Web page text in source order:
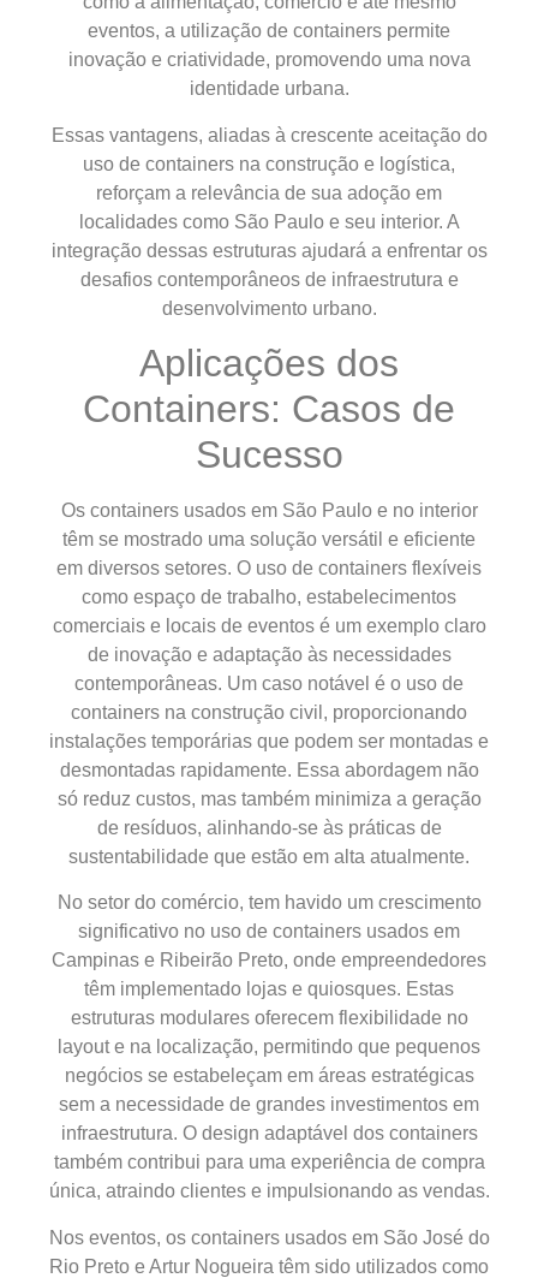
eventos, a utilização de containers permite
inovação e criatividade, promovendo uma nova
identidade urbana.
Essas vantagens, aliadas à crescente aceitação do
uso de containers na construção e logística,
reforçam a relevância de sua adoção em
localidades como São Paulo e seu interior. A
integração dessas estruturas ajudará a enfrentar os
desafios contemporâneos de infraestrutura e
desenvolvimento urbano.
Aplicações dos
Containers: Casos de
Sucesso
Os containers usados em São Paulo e no interior
têm se mostrado uma solução versátil e eficiente
em diversos setores. O uso de containers flexíveis
como espaço de trabalho, estabelecimentos
comerciais e locais de eventos é um exemplo claro
de inovação e adaptação às necessidades
contemporâneas. Um caso notável é o uso de
containers na construção civil, proporcionando
instalações temporárias que podem ser montadas e
desmontadas rapidamente. Essa abordagem não
só reduz custos, mas também minimiza a geração
de resíduos, alinhando-se às práticas de
sustentabilidade que estão em alta atualmente.
No setor do comércio, tem havido um crescimento
significativo no uso de containers usados em
Campinas e Ribeirão Preto, onde empreendedores
têm implementado lojas e quiosques. Estas
estruturas modulares oferecem flexibilidade no
layout e na localização, permitindo que pequenos
negócios se estabeleçam em áreas estratégicas
sem a necessidade de grandes investimentos em
infraestrutura. O design adaptável dos containers
também contribui para uma experiência de compra
única, atraindo clientes e impulsionando as vendas.
Nos eventos, os containers usados em São José do
Rio Preto e Artur Nogueira têm sido utilizados como